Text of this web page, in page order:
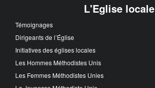
L'Eglise locale
Témoignages
Dirigeants de l’Église
Initiatives des églises locales
Les Hommes Méthodistes Unis
Les Femmes Méthodistes Unies